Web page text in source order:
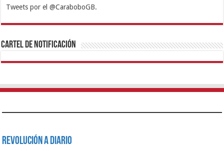
Tweets por el @CaraboboGB.
1xbetBetturkeyBetistKralbetSupertotobetTipobetMatadorbetMariobet
https://mvbcasino.com/
Cartel de Notificación
Revolución a Diario